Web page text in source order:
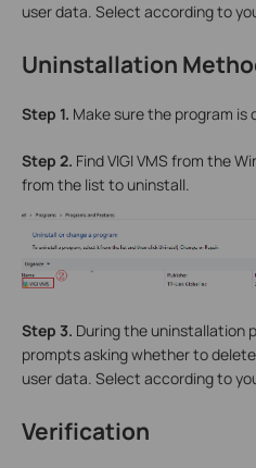
user data. Select according to
Uninstallation
Step 1. Make sure the program is
Step 2. Find VIGI VMS from the
from the list to uninstall.
Step 3. During the uninstallation
prompts asking whether to
user data. Select according to
Verification